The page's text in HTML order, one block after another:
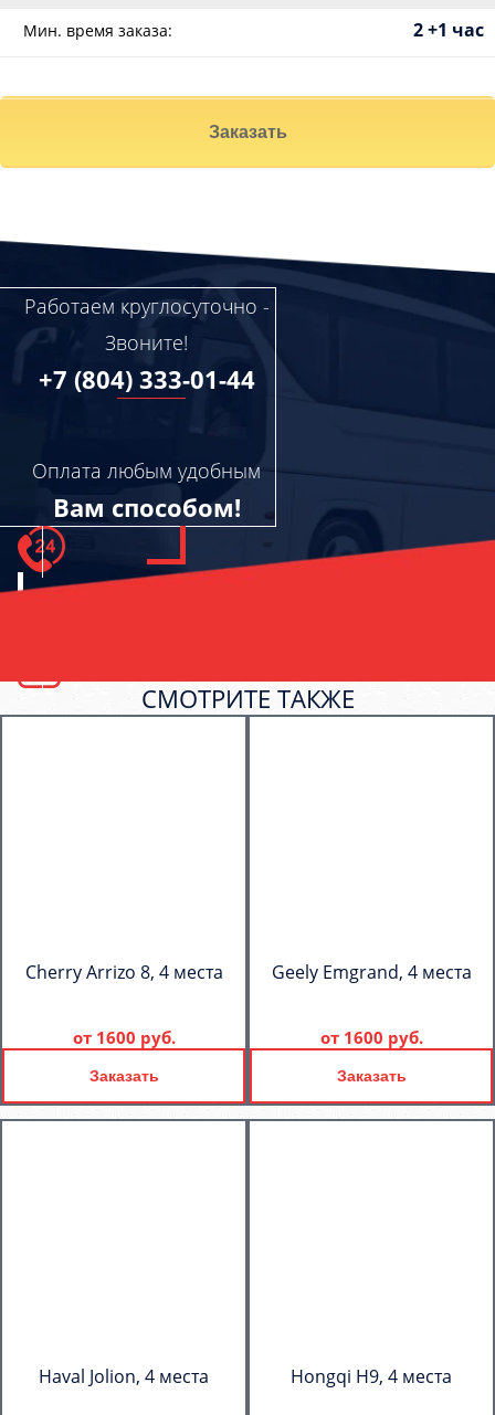
Мин. время заказа: 2 +1 час
Заказать
Работаем круглосуточно -
Звоните!
+7 (804) 333-01-44
Оплата любым удобным
Вам способом!
СМОТРИТЕ ТАКЖЕ
Cherry Arrizo 8, 4 места
от 1600 руб.
Заказать
Geely Emgrand, 4 места
от 1600 руб.
Заказать
Haval Jolion, 4 места Hongqi H9, 4 места